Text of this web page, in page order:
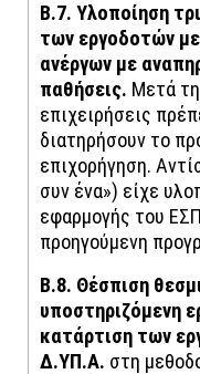
Β.7. Υλοποίηση
των εργοδοτών
ανέργων με
παθήσεις. Μετά
επιχειρήσεις
διατηρήσουν το
επιχορήγηση.
συν ένα») είχε
εφαρμογής του
προηγούμενη
Β.8. Θέσπιση
υποστηριζόμενη
κατάρτιση των
Δ.ΥΠ.Α. στη